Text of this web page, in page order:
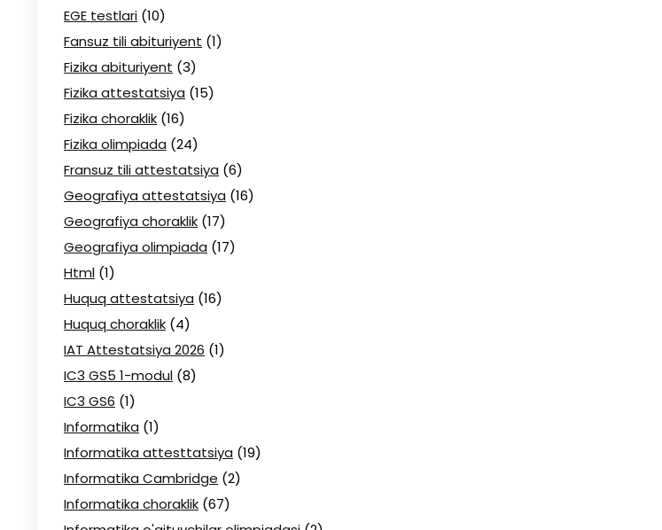
EGE testlari (10)
Fansuz tili abituriyent (1)
Fizika abituriyent (3)
Fizika attestatsiya (15)
Fizika choraklik (16)
Fizika olimpiada (24)
Fransuz tili attestatsiya (6)
Geografiya attestatsiya (16)
Geografiya choraklik (17)
Geografiya olimpiada (17)
Html (1)
Huquq attestatsiya (16)
Huquq choraklik (4)
IAT Attestatsiya 2026 (1)
IC3 GS5 1-modul (8)
IC3 GS6 (1)
Informatika (1)
Informatika attesttatsiya (19)
Informatika Cambridge (2)
Informatika choraklik (67)